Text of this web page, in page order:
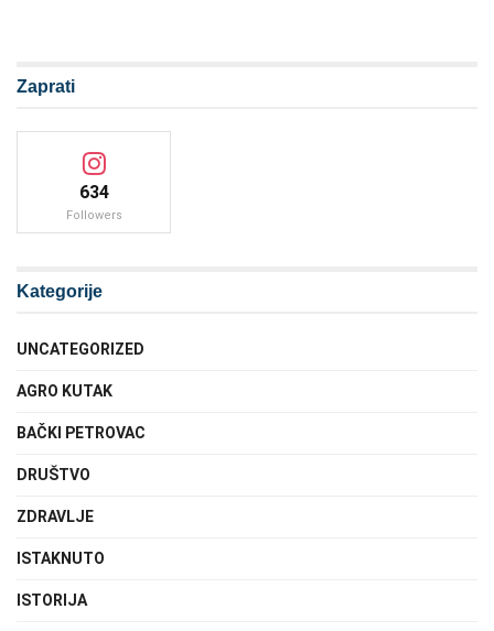
Zaprati
634
Followers
Kategorije
UNCATEGORIZED
AGRO KUTAK
BAČKI PETROVAC
DRUŠTVO
ZDRAVLJE
ISTAKNUTO
ISTORIJA